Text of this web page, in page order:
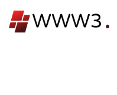
ン